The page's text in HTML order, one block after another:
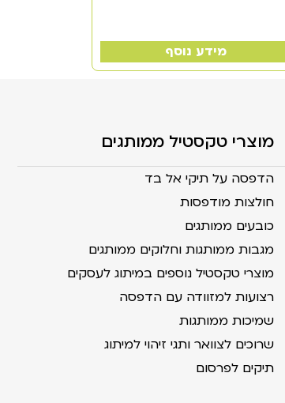
מידע נוסף
מוצרי טקסטיל ממותגים
הדפסה על תיקי אל בד
חולצות מודפסות
כובעים ממותגים
מגבות ממותגות וחלוקים ממותגים
מוצרי טקסטיל נוספים במיתוג לעסקים
רצועות למזוודה עם הדפסה
שמיכות ממותגות
שרוכים לצוואר ותגי זיהוי למיתוג
תיקים לפרסום